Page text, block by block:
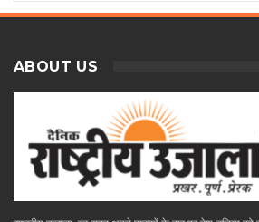
ABOUT US